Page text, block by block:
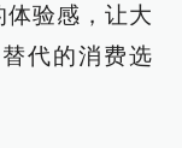
验感，让大
代的消费选